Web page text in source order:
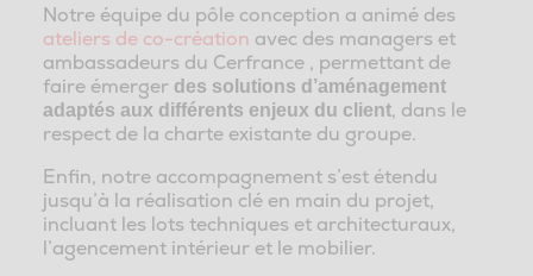
Notre équipe du pôle conception a animé des
ateliers de co-création avec des managers et
ambassadeurs du Cerfrance , permettant de
faire émerger des solutions d’aménagement
adaptés aux différents enjeux du client, dans le
respect de la charte existante du groupe.
Enfin, notre accompagnement s’est étendu
jusqu’à la réalisation clé en main du projet,
incluant les lots techniques et architecturaux,
l’agencement intérieur et le mobilier.